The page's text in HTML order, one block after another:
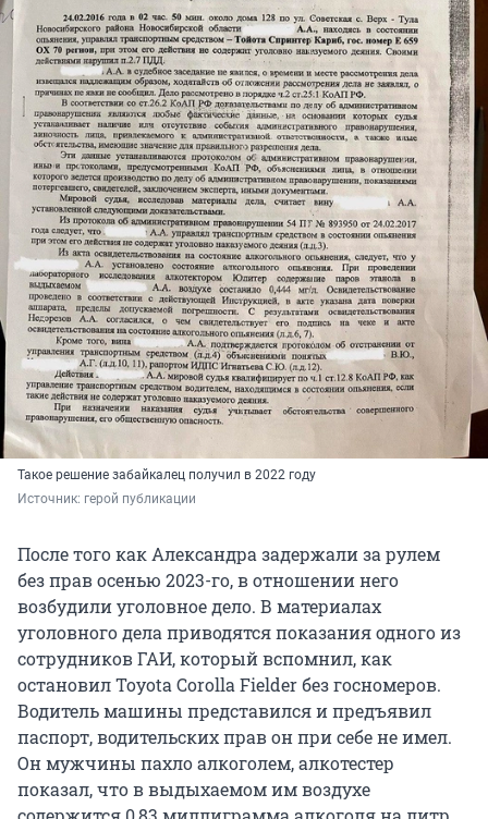
Такое решение забайкалец получил в 2022 году
Источник: герой публикации
После того как Александра задержали за рулем
без прав осенью 2023-го, в отношении него
возбудили уголовное дело. В материалах
уголовного дела приводятся показания одного из
сотрудников ГАИ, который вспомнил, как
остановил Toyota Corolla Fielder без госномеров.
Водитель машины представился и предъявил
паспорт, водительских прав он при себе не имел.
Он мужчины пахло алкоголем, алкотестер
показал, что в выдыхаемом им воздухе